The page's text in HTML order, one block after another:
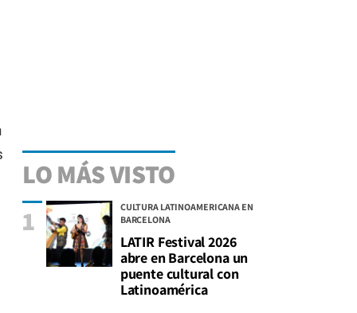
LO MÁS VISTO
CULTURA LATINOAMERICANA EN
BARCELONA
LATIR Festival 2026
abre en Barcelona un
puente cultural con
Latinoamérica
1